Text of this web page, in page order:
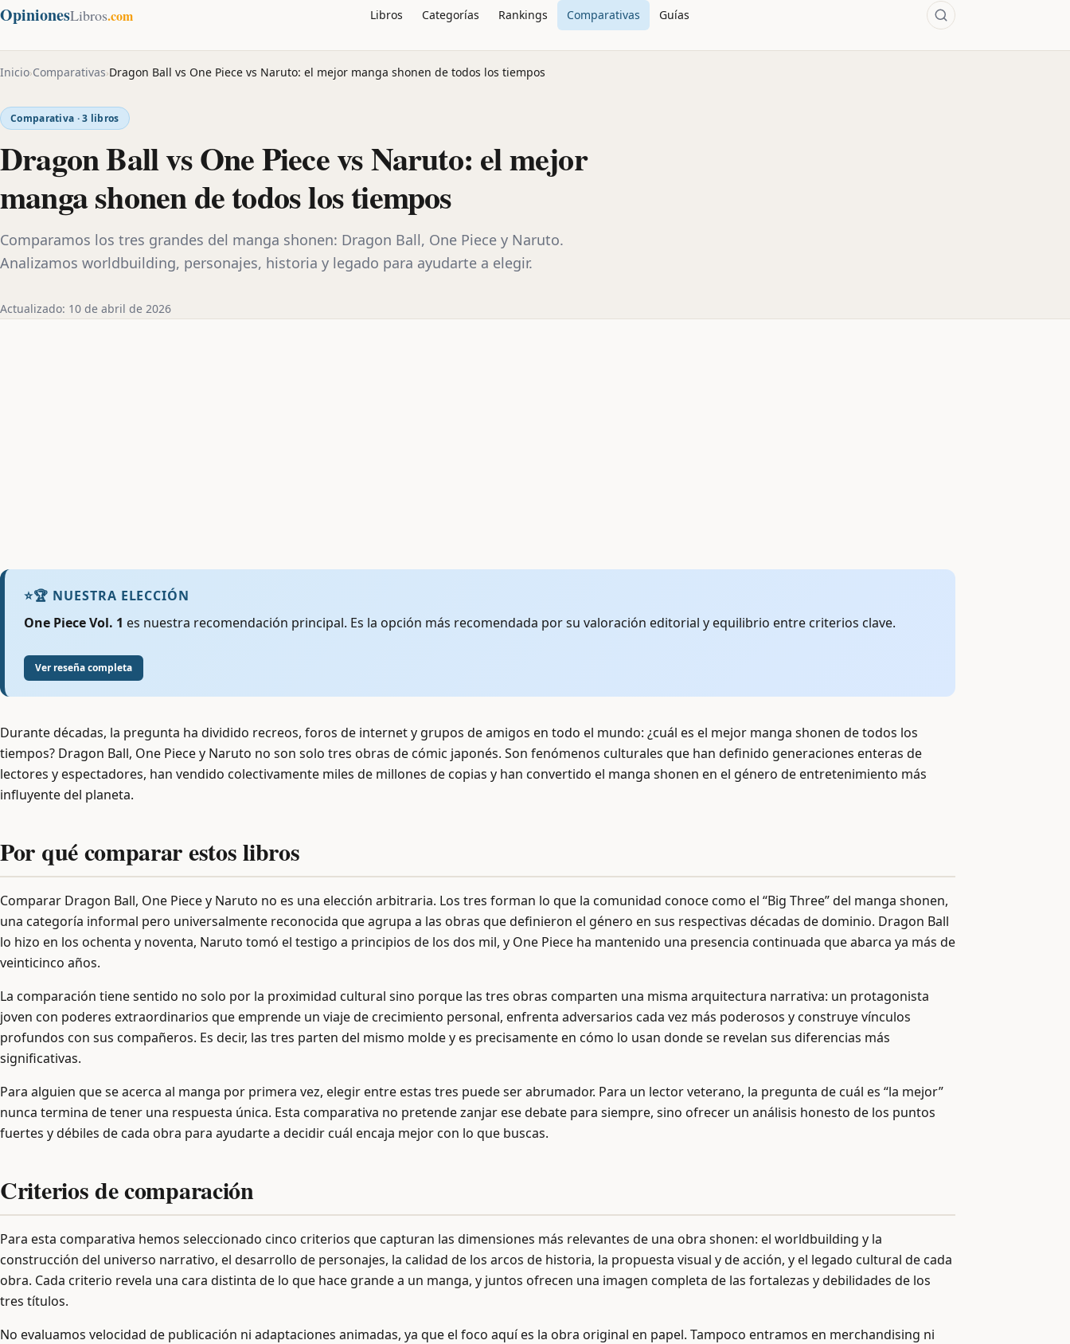
OpinionesLibros.com Libros Categorías Rankings Comparativas Guías
Inicio›Comparativas›Dragon Ball vs One Piece vs Naruto: el mejor manga shonen de todos los tiempos
Comparativa · 3 libros
Dragon Ball vs One Piece vs Naruto: el mejor
manga shonen de todos los tiempos
Comparamos los tres grandes del manga shonen: Dragon Ball, One Piece y Naruto.
Analizamos worldbuilding, personajes, historia y legado para ayudarte a elegir.
Actualizado: 10 de abril de 2026
⭐🏆 NUESTRA ELECCIÓN
One Piece Vol. 1 es nuestra recomendación principal. Es la opción más recomendada por su valoración editorial y equilibrio entre criterios clave.
Ver reseña completa
Durante décadas, la pregunta ha dividido recreos, foros de internet y grupos de amigos en todo el mundo: ¿cuál es el mejor manga shonen de todos los
tiempos? Dragon Ball, One Piece y Naruto no son solo tres obras de cómic japonés. Son fenómenos culturales que han definido generaciones enteras de
lectores y espectadores, han vendido colectivamente miles de millones de copias y han convertido el manga shonen en el género de entretenimiento más
influyente del planeta.
Por qué comparar estos libros
Comparar Dragon Ball, One Piece y Naruto no es una elección arbitraria. Los tres forman lo que la comunidad conoce como el “Big Three” del manga shonen,
una categoría informal pero universalmente reconocida que agrupa a las obras que definieron el género en sus respectivas décadas de dominio. Dragon Ball
lo hizo en los ochenta y noventa, Naruto tomó el testigo a principios de los dos mil, y One Piece ha mantenido una presencia continuada que abarca ya más de
veinticinco años.
La comparación tiene sentido no solo por la proximidad cultural sino porque las tres obras comparten una misma arquitectura narrativa: un protagonista
joven con poderes extraordinarios que emprende un viaje de crecimiento personal, enfrenta adversarios cada vez más poderosos y construye vínculos
profundos con sus compañeros. Es decir, las tres parten del mismo molde y es precisamente en cómo lo usan donde se revelan sus diferencias más
significativas.
Para alguien que se acerca al manga por primera vez, elegir entre estas tres puede ser abrumador. Para un lector veterano, la pregunta de cuál es “la mejor”
nunca termina de tener una respuesta única. Esta comparativa no pretende zanjar ese debate para siempre, sino ofrecer un análisis honesto de los puntos
fuertes y débiles de cada obra para ayudarte a decidir cuál encaja mejor con lo que buscas.
Criterios de comparación
Para esta comparativa hemos seleccionado cinco criterios que capturan las dimensiones más relevantes de una obra shonen: el worldbuilding y la
construcción del universo narrativo, el desarrollo de personajes, la calidad de los arcos de historia, la propuesta visual y de acción, y el legado cultural de cada
obra. Cada criterio revela una cara distinta de lo que hace grande a un manga, y juntos ofrecen una imagen completa de las fortalezas y debilidades de los
tres títulos.
No evaluamos velocidad de publicación ni adaptaciones animadas, ya que el foco aquí es la obra original en papel. Tampoco entramos en merchandising ni